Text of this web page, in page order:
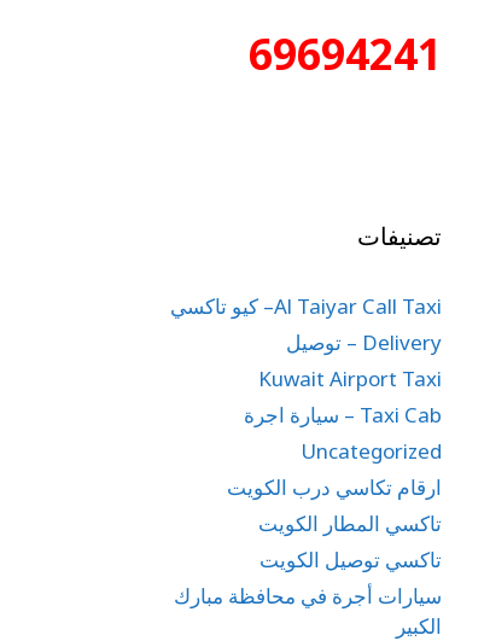
69694241
تصنيفات
Al Taiyar Call Taxi– كيو تاكسي
Delivery – توصيل
Kuwait Airport Taxi
Taxi Cab – سيارة اجرة
Uncategorized
ارقام تكاسي درب الكويت
تاكسي المطار الكويت
تاكسي توصيل الكويت
سيارات أجرة في محافظة مبارك
الكبير